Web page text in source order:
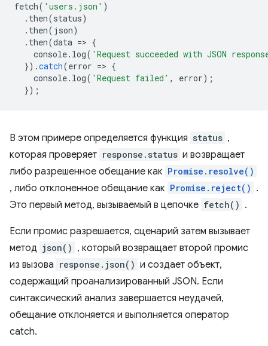
fetch( 'users.json' )
. then(status)
. then( json)
. then(data => {
console. log( 'Request succeeded with JSON
}).catch(error => {
console. log( 'Request failed' , error);
});
В этом примере определяется функция status ,
которая проверяет response.status и возвращает
либо разрешенное обещание как Promise.resolve()
, либо отклоненное обещание как Promise.reject() .
Это первый метод, вызываемый в цепочке fetch() .
Если промис разрешается, сценарий затем вызывает
метод json() , который возвращает второй промис
из вызова response.json() и создает объект,
содержащий проанализированный JSON. Если
синтаксический анализ завершается неудачей,
обещание отклоняется и выполняется оператор
catch.